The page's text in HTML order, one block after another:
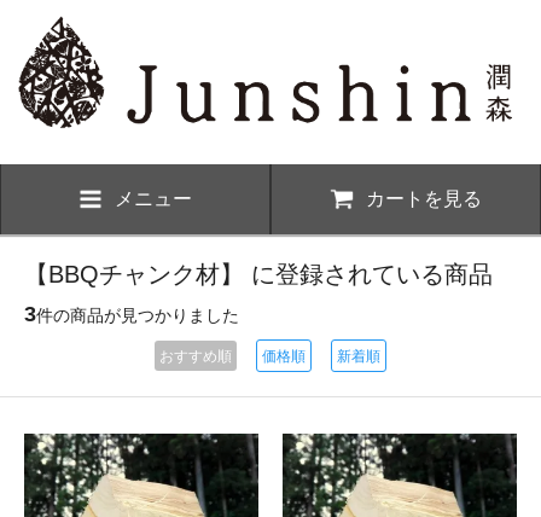
メニュー カートを見る
【BBQチャンク材】 に登録されている商品
3件の商品が見つかりました
おすすめ順 価格順 新着順